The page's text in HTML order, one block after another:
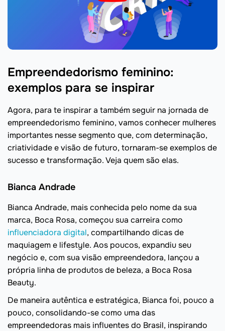
Empreendedorismo feminino:
exemplos para se inspirar
Agora, para te inspirar a também seguir na jornada de
empreendedorismo feminino, vamos conhecer mulheres
importantes nesse segmento que, com determinação,
criatividade e visão de futuro, tornaram-se exemplos de
sucesso e transformação. Veja quem são elas.
Bianca Andrade
Bianca Andrade, mais conhecida pelo nome da sua
marca, Boca Rosa, começou sua carreira como
influenciadora digital, compartilhando dicas de
maquiagem e lifestyle. Aos poucos, expandiu seu
negócio e, com sua visão empreendedora, lançou a
própria linha de produtos de beleza, a Boca Rosa
Beauty.
De maneira autêntica e estratégica, Bianca foi, pouco a
pouco, consolidando-se como uma das
empreendedoras mais influentes do Brasil, inspirando